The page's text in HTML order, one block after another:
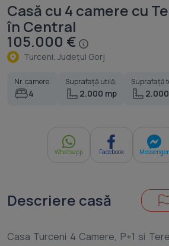
Casă cu 4 camere cu
în Central
105.000 €
Turceni, Judeţul Gorj
Nr. camere:
4
Suprafață utilă:
2.000 mp
Suprafață
Whatsapp Facebook Messenger
Descriere casă
Casa Turceni 4 Camere, P+1 si